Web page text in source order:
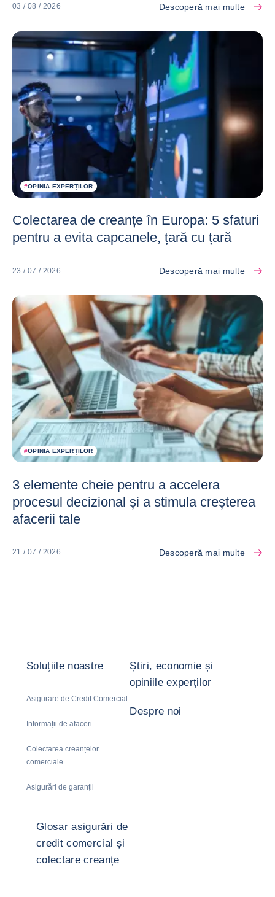
03 / 08 / 2026 Descoperă mai multe
#OPINIA EXPERȚILOR
Colectarea de creanțe în Europa: 5 sfaturi
pentru a evita capcanele, țară cu țară
23 / 07 / 2026 Descoperă mai multe
#OPINIA EXPERȚILOR
3 elemente cheie pentru a accelera
procesul decizional și a stimula creșterea
afacerii tale
21 / 07 / 2026 Descoperă mai multe
Soluțiile noastre
Asigurare de Credit Comercial
Informații de afaceri
Colectarea creanțelor
comerciale
Asigurări de garanții
Știri, economie și
opiniile experților
Despre noi
Glosar asigurări de
credit comercial și
colectare creanțe